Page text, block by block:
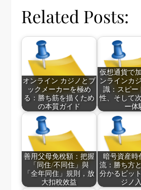
Related Posts:
オンライン カジノとブ
ックメーカーを極め
る：勝ち筋を描くため
の本質ガイド
仮想通貨で
ンラインカ
識：スピー
性、そして
ー体
善用父母免稅額：把握
「同住/不同住」與
「全年同住」規則，放
大扣稅效益
暗号資産時
流：勝ち方
分かるビッ
ジノ